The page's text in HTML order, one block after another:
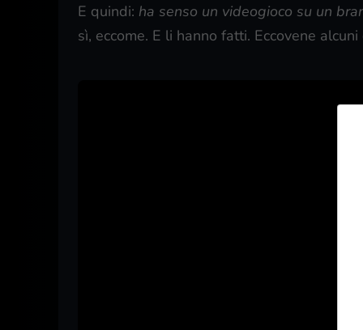
E quindi: ha senso un videogioco su un
sì, eccome. E li hanno fatti. Eccovene